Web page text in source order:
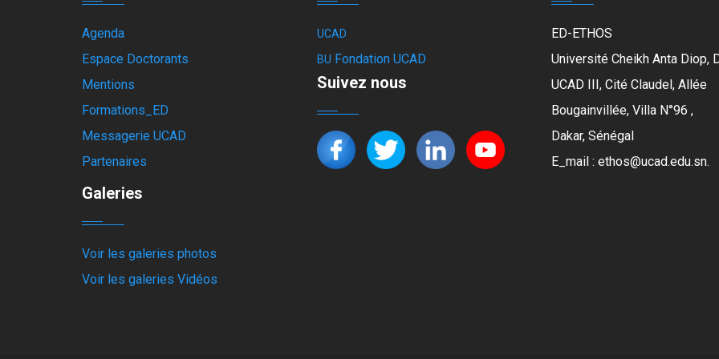
Agenda
Espace Doctorants
Mentions
Formations_ED
Messagerie UCAD
Partenaires
Galeries
Voir les galeries photos
Voir les galeries Vidéos
UCAD
BU Fondation UCAD
Suivez nous
ED-ETHOS
Université Cheikh Anta Diop,
UCAD III, Cité Claudel, Allée
Bougainvillée, Villa N°96 ,
Dakar, Sénégal
E_mail : ethos@ucad.edu.sn.